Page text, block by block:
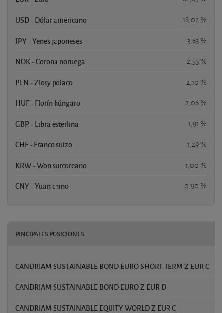
USD - Dólar americano 18,02 %
JPY - Yenes japoneses 3,63 %
NOK - Corona noruega 2,53 %
PLN - Zloty polaco 2,10 %
HUF - Florín húngaro 2,06 %
GBP - Libra esterlina 1,91 %
CHF - Franco suizo 1,29 %
KRW - Won surcoreano 1,00 %
CNY - Yuan chino 0,90 %
PINCIPALES POSICIONES
CANDRIAM SUSTAINABLE BOND EURO SHORT TERM Z EUR C
CANDRIAM SUSTAINABLE BOND EURO Z EUR D
CANDRIAM SUSTAINABLE EQUITY WORLD Z EUR C